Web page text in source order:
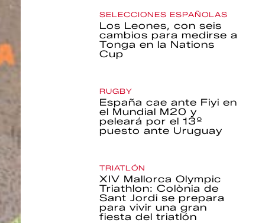
SELECCIONES ESPAÑOLAS
Los Leones, con seis
cambios para medirse a
Tonga en la Nations
Cup
RUGBY
España cae ante Fiyi en
el Mundial M20 y
peleará por el 13º
puesto ante Uruguay
TRIATLÓN
XIV Mallorca Olympic
Triathlon: Colònia de
Sant Jordi se prepara
para vivir una gran
fiesta del triatlón